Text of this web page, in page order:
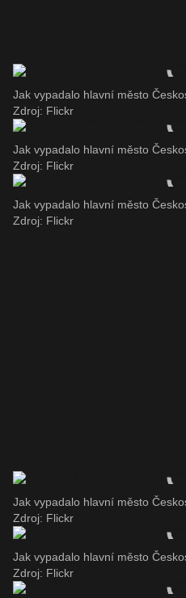
Jak vypadalo hlavní město
Zdroj: Flickr
Jak vypadalo hlavní město
Zdroj: Flickr
Jak vypadalo hlavní město
Zdroj: Flickr
Jak vypadalo hlavní město
Zdroj: Flickr
Jak vypadalo hlavní město
Zdroj: Flickr